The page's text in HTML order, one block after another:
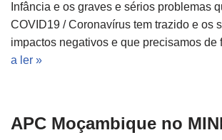
Infância e os graves e sérios problemas
COVID19 / Coronavírus tem trazido e os
impactos negativos e que precisamos
a ler »
APC Moçambique no